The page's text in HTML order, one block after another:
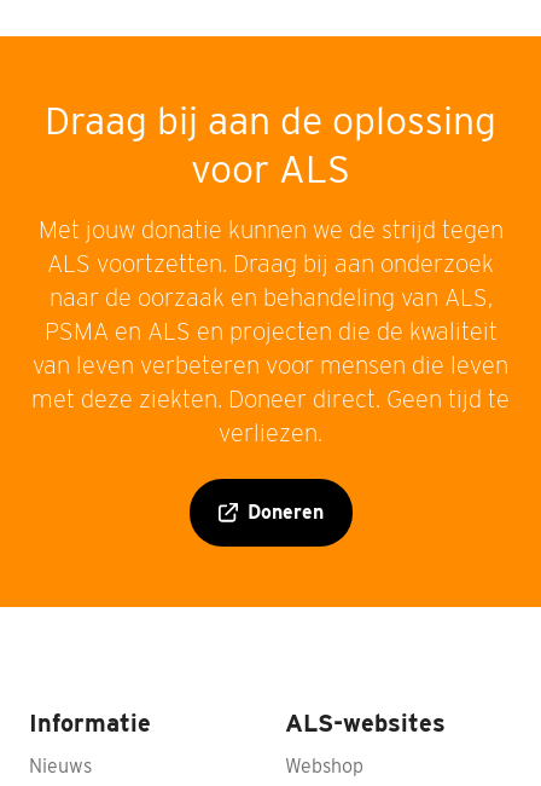
Draag bij aan de oplossing
voor ALS
Met jouw donatie kunnen we de strijd tegen
ALS voortzetten. Draag bij aan onderzoek
naar de oorzaak en behandeling van ALS,
PSMA en ALS en projecten die de kwaliteit
van leven verbeteren voor mensen die leven
met deze ziekten. Doneer direct. Geen tijd te
verliezen.
Doneren
Informatie
Nieuws
ALS-websites
Webshop